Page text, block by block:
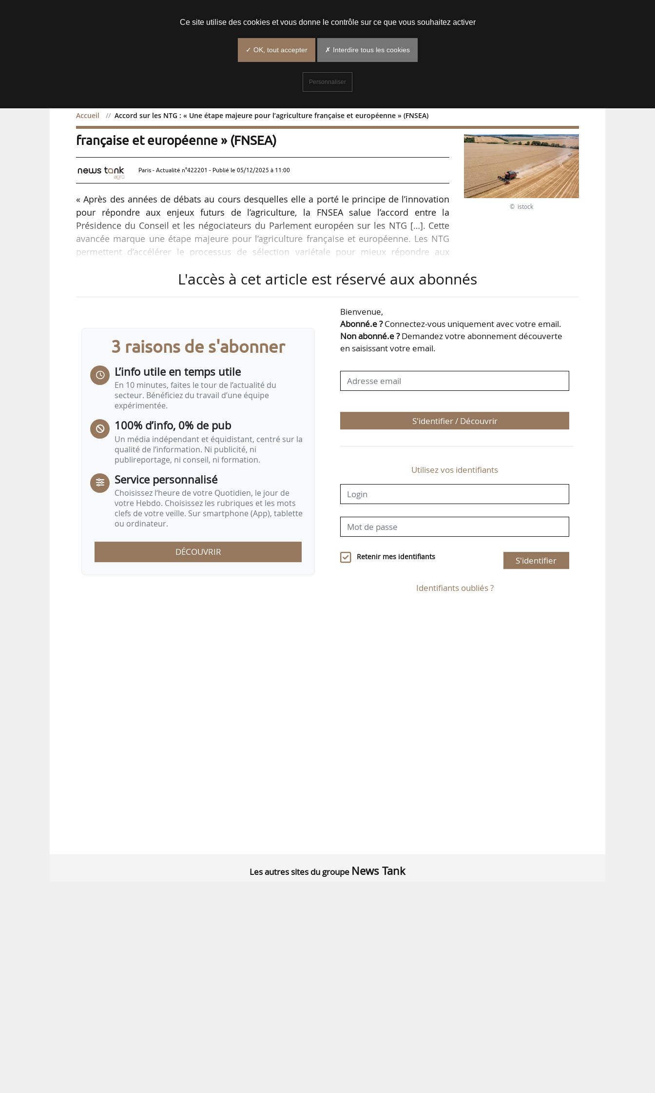
Accueil Accord sur les NTG : « Une étape majeure pour l’agriculture française et européenne » (FNSEA)
Accord sur les NTG : « Une étape majeure pour l’agriculture
française et européenne » (FNSEA)
Paris - Actualité n°422201 - Publié le 05/12/2025 à 11:00
« Après des années de débats au cours desquelles elle a porté le principe de l’innovation
pour répondre aux enjeux futurs de l’agriculture, la FNSEA salue l’accord entre la
Présidence du Conseil et les négociateurs du Parlement européen sur les NTG […]. Cette
avancée marque une étape majeure pour l’agriculture française et européenne. Les NTG
permettent d’accélérer le processus de sélection variétale pour mieux répondre aux
développement et un accès au marché simplifiés des plantes NTG de type 1 (similaires
aux conventionnelles), le 03/12/2025. Cet accord permettra notamment aux opérateurs de
développer…
© istock
L'accès à cet article est réservé aux abonnés
3 raisons de s'abonner
L’info utile en temps utile
En 10 minutes, faites le tour de l’actualité du
secteur. Bénéficiez du travail d’une équipe
expérimentée.
100% d’info, 0% de pub
Un média indépendant et équidistant, centré sur la
qualité de l’information. Ni publicité, ni
publireportage, ni conseil, ni formation.
Service personnalisé
Choisissez l‘heure de votre Quotidien, le jour de
votre Hebdo. Choisissez les rubriques et les mots
clefs de votre veille. Sur smartphone (App), tablette
ou ordinateur.
DÉCOUVRIR
Bienvenue,
Abonné.e ?Connectez-vous uniquement avec votre email.
Non abonné.e ?Demandez votre abonnement découverte
en saisissant votre email.
S'identifier / Découvrir
Utilisez vos identifiants
Retenir mes identifiants S'identifier
Identifiants oubliés ?
Les autres sites du groupe News Tank
Ce site utilise des cookies et vous donne le contrôle sur ce que vous souhaitez activer
✓ OK, tout accepter ✗ Interdire tous les cookies
Personnaliser